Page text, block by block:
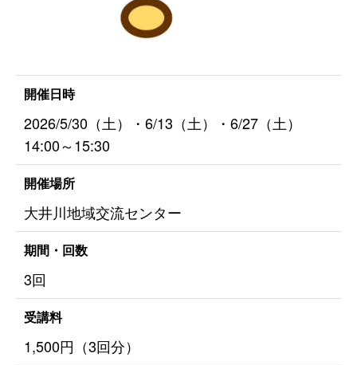
開催日時
2026/5/30（土）・6/13（土）・6/27（土）
14:00～15:30
開催場所
大井川地域交流センター
期間・回数
3回
受講料
1,500円（3回分）